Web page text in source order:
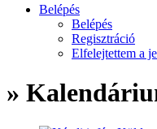
Belépés
Belépés
Regisztráció
Elfelejtettem a
»